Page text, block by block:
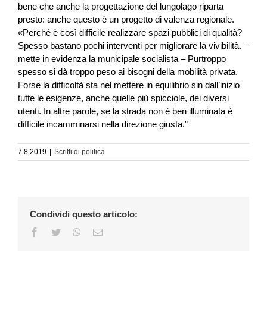
bene che anche la progettazione del lungolago riparta
presto: anche questo è un progetto di valenza regionale.
«Perché è così difficile realizzare spazi pubblici di qualità?
Spesso bastano pochi interventi per migliorare la vivibilità. –
mette in evidenza la municipale socialista – Purtroppo
spesso si dà troppo peso ai bisogni della mobilità privata.
Forse la difficoltà sta nel mettere in equilibrio sin dall’inizio
tutte le esigenze, anche quelle più spicciole, dei diversi
utenti. In altre parole, se la strada non è ben illuminata è
difficile incamminarsi nella direzione giusta.”
7.8.2019 | Scritti di politica
Condividi questo articolo:
Facebook
Twitter WhatsApp
Email